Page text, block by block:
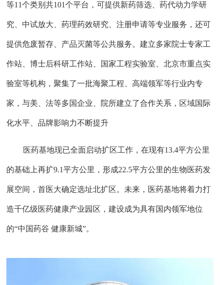
等11个类别共101个平台 ，可提供新药筛选、药代动力学研
究、中试放大、药理药效研究、注册申请等专业服务，还可
提供危废暂存、产品灭菌等公共服务。建立多家院士专家工
作站、博士后科研工作站、国家工程实验室、北京市重点实
验室等机构，聚集了一批海聚工程、高端领军等行业内专
家，与美、法等多国企业、院所建立了合作关系，区域国际
化水平、品牌影响力不断提升
医药基地现已全面启动扩区工作，在现有13.4平方公里
的基础上再扩9.1平方公里，形成22.5平方公里的生物医药发
展空间，首医大确定选址北扩区。未来，医药基地将着力打
造千亿级医药健康产业园区，建设成为具有国内领军地位
的“中国药谷 健康新城”。